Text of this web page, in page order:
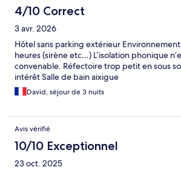
4/10 Correct
3 avr. 2026
Hôtel sans parking extérieur
heures (sirène etc…) L’isolation phonique
convenable. Réfectoire trop petit en sous
intérêt Salle de bain aixigue
David, séjour de 3 nuits
Avis vérifié
10/10 Exceptionnel
23 oct. 2025